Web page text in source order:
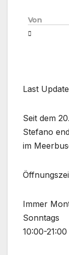
Von
Last
Seit dem
Stefano
im
Immer
Sonntags
10:00-